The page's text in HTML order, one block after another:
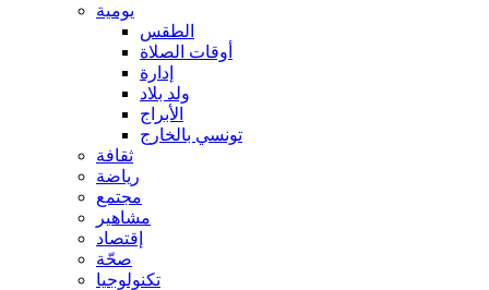
يومية
الطقس
أوقات الصلاة
إدارة
ولد بلاد
الأبراج
تونسي بالخارج
ثقافة
رياضة
مجتمع
مشاهير
إقتصاد
صحّة
تكنولوجيا